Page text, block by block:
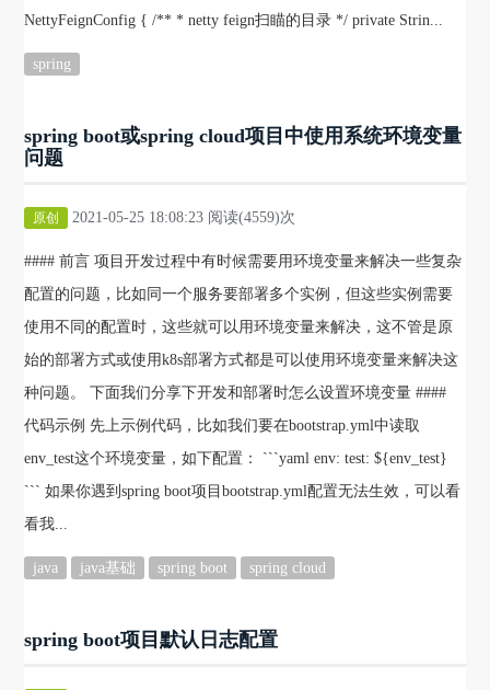
NettyFeignConfig { /** * netty feign扫瞄的目录 */ private Strin...
spring
spring boot或spring cloud项目中使用系统环境变量
问题
原创 2021-05-25 18:08:23 阅读(4559)次
#### 前言 项目开发过程中有时候需要用环境变量来解决一些复杂
配置的问题，比如同一个服务要部署多个实例，但这些实例需要
使用不同的配置时，这些就可以用环境变量来解决，这不管是原
始的部署方式或使用k8s部署方式都是可以使用环境变量来解决这
种问题。 下面我们分享下开发和部署时怎么设置环境变量 ####
代码示例 先上示例代码，比如我们要在bootstrap.yml中读取
env_test这个环境变量，如下配置： ```yaml env: test: ${env_test}
``` 如果你遇到spring boot项目bootstrap.yml配置无法生效，可以看
看我...
java java基础 spring boot spring cloud
spring boot项目默认日志配置